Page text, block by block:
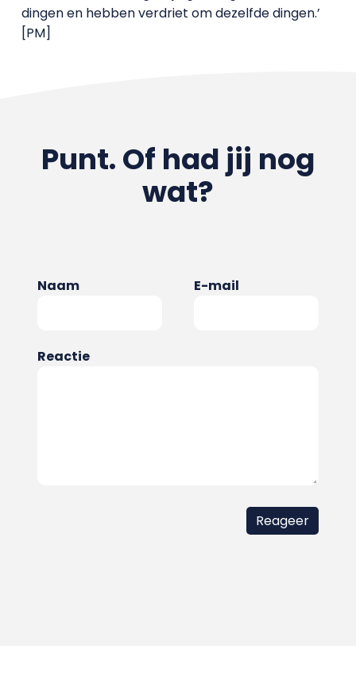
dingen en hebben verdriet om dezelfde dingen.’
[PM]
Punt. Of had jij nog
wat?
Naam E-mail
Reactie